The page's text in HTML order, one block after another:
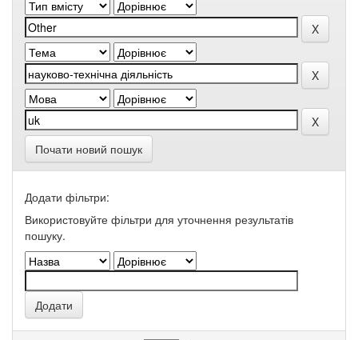
Почати новий пошук
Додати фільтри:
Використовуйте фільтри для уточнення результатів
пошуку.